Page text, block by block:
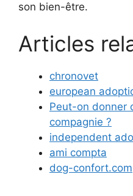
son bien-être.
Articles
chronovet
european
Peut-on donner
compagnie ?
independent
ami compta
dog-confort.com